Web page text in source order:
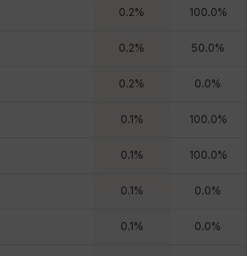
0.2% 100.0%
0.2% 50.0%
0.2% 0.0%
0.1 % 100.0%
0.1 % 100.0%
0.1 % 0.0%
0.1 % 0.0%